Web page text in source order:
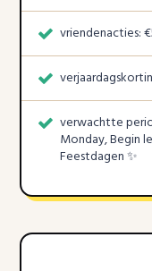
vriendenacties:
verwachtte
Monday, Begin
Feestdagen ✨